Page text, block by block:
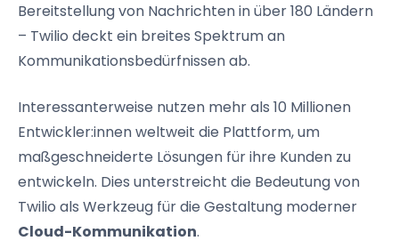
Bereitstellung von Nachrichten in über 180 Ländern
– Twilio deckt ein breites Spektrum an
Kommunikationsbedürfnissen ab.
Interessanterweise nutzen mehr als 10 Millionen
Entwickler:innen weltweit die Plattform, um
maßgeschneiderte Lösungen für ihre Kunden zu
entwickeln. Dies unterstreicht die Bedeutung von
Twilio als Werkzeug für die Gestaltung moderner
Cloud-Kommunikation.